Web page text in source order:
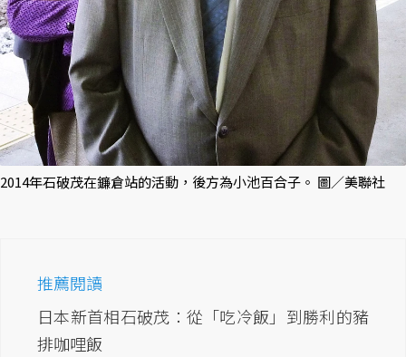
2014年石破茂在鐮倉站的活動，後方為小池百合子。 圖／美聯社
推薦閱讀
日本新首相石破茂：從「吃冷飯」到勝利的豬
排咖哩飯